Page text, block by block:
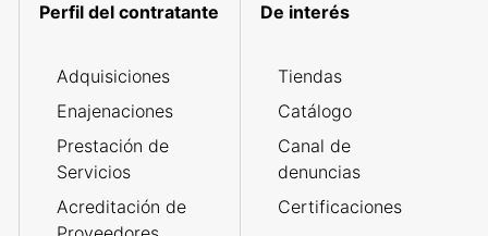
Perfil del contratante
Adquisiciones
Enajenaciones
Prestación de
Servicios
Acreditación de
De interés
Tiendas
Catálogo
Canal de
denuncias
Certificaciones